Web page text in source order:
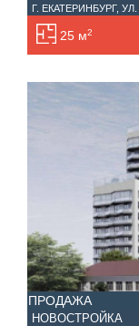
Г. ЕКАТЕРИНБУРГ,
25 м2
ПРОДАЖА
НОВОСТРОЙКА